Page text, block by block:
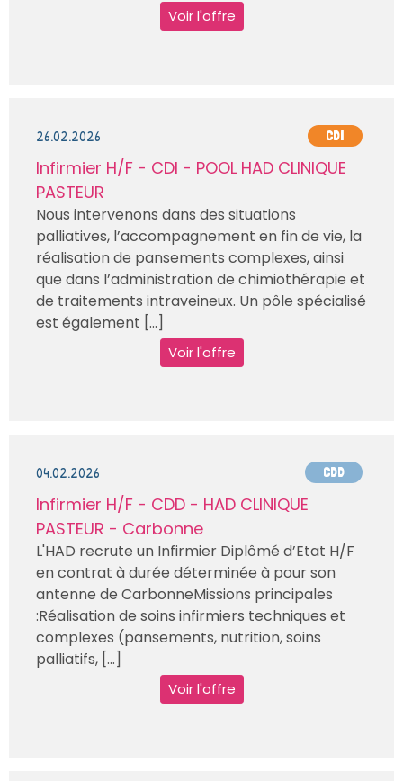
Voir l'offre
26.02.2026 CDI
Infirmier H/F - CDI - POOL HAD CLINIQUE
PASTEUR
Nous intervenons dans des situations
palliatives, l’accompagnement en fin de vie, la
réalisation de pansements complexes, ainsi
que dans l’administration de chimiothérapie et
de traitements intraveineux. Un pôle spécialisé
est également [...]
Voir l'offre
04.02.2026 CDD
Infirmier H/F - CDD - HAD CLINIQUE
PASTEUR - Carbonne
L'HAD recrute un Infirmier Diplômé d’Etat H/F
en contrat à durée déterminée à pour son
antenne de CarbonneMissions principales
:Réalisation de soins infirmiers techniques et
complexes (pansements, nutrition, soins
palliatifs, [...]
Voir l'offre